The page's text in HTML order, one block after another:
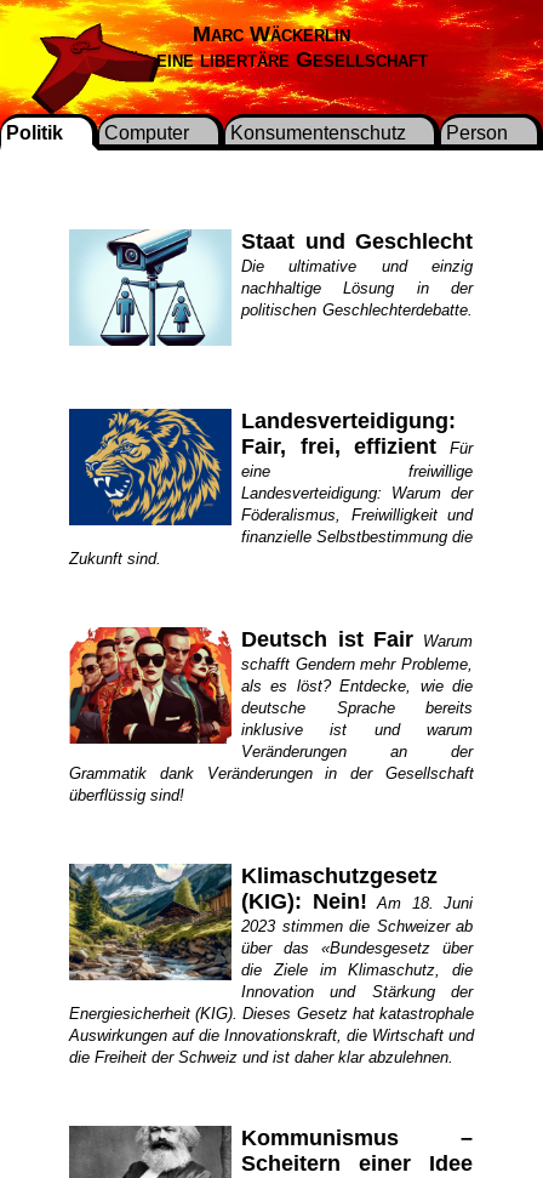
Marc Wäckerlin
Für eine libertäre Gesellschaft
Politik Computer Konsumentenschutz Person
Staat und Geschlecht
Die ultimative und einzig
nachhaltige Lösung in der
politischen Geschlechterdebatte.
Landesverteidigung:
Fair, frei, effizient
Für
eine freiwillige
Landesverteidigung: Warum der
Föderalismus, Freiwilligkeit und
finanzielle Selbstbestimmung die
Zukunft sind.
Deutsch ist Fair Warum
schafft Gendern mehr Probleme,
als es löst? Entdecke, wie die
deutsche Sprache bereits
inklusive ist und warum
Veränderungen an der
Grammatik dank Veränderungen in der Gesellschaft
überflüssig sind!
Klimaschutzgesetz
(KIG): Nein!
Am 18. Juni
2023 stimmen die Schweizer ab
über das «Bundesgesetz über
die Ziele im Klimaschutz, die
Innovation und Stärkung der
Energiesicherheit (KIG). Dieses Gesetz hat katastrophale
Auswirkungen auf die Innovationskraft, die Wirtschaft und
die Freiheit der Schweiz und ist daher klar abzulehnen.
Kommunismus –
Scheitern einer Idee